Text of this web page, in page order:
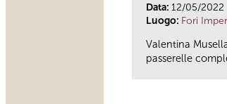
Data: 12/05/2022
Luogo: Fori
Valentina
passerelle